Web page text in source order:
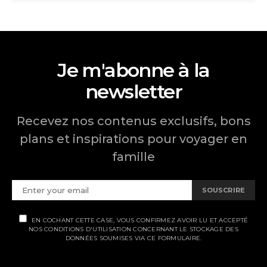
Je m'abonne à la
newsletter
Recevez nos contenus exclusifs, bons
plans et inspirations pour voyager en
famille
SOUSCRIRE
EN COCHANT CETTE CASE, VOUS CONFIRMEZ AVOIR LU ET ACCEPTÉ
NOS CONDITIONS D'UTILISATION CONCERNANT LE STOCKAGE DES
DONNÉES SOUMISES VIA CE FORMULAIRE.